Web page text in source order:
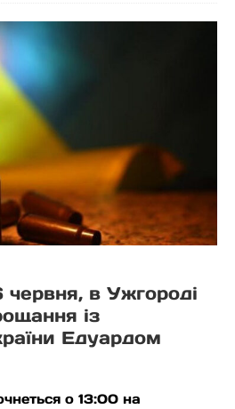
червня, в Ужгороді
із
Едуардом
о 13:00 на